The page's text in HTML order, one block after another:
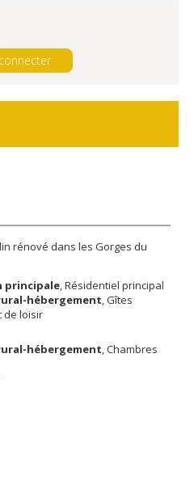
rénové dans les Gorges du
principale, Résidentiel principal
hébergement, Gîtes
de loisir
hébergement, Chambres